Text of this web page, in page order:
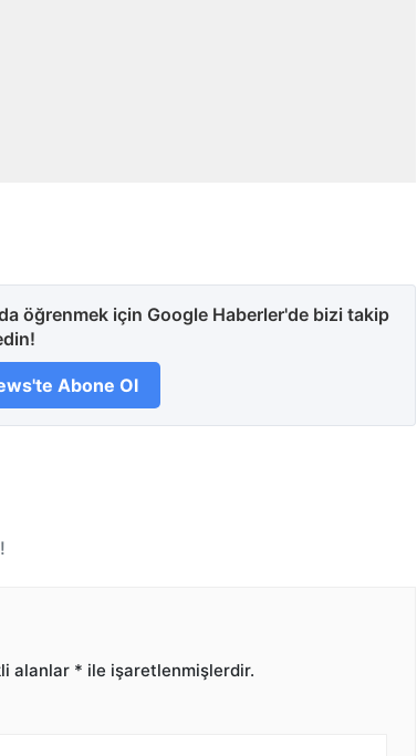
öğrenmek için Google Haberler'de bizi takip
Abone Ol
alanlar * ile işaretlenmişlerdir.